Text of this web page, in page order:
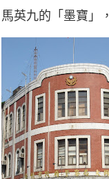
馬英九的「墨寶」